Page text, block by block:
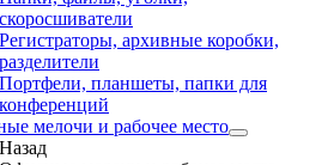
скоросшиватели
Регистраторы, архивные коробки,
разделители
Портфели, планшеты, папки для
конференций
мелочи и рабочее место
Назад